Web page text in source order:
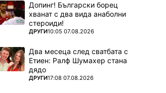
Допинг! Български борец
хванат с два вида анаболни
стероиди!
ПОВЕЧЕ ОТ
ДРУГИ10:05 07.08.2026
Два месеца след сватбата с
Етиен: Ралф Шумахер стана
дядо
ПОВЕЧЕ ОТ
ДРУГИ17:08 07.08.2026